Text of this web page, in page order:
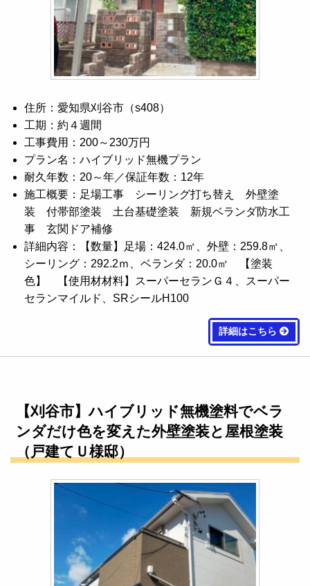
住所：愛知県刈谷市（s408）
工期：約４週間
工事費用：200～230万円
プラン名：ハイブリッド無機プラン
耐久年数：20～年／保証年数：12年
施工概要：足場工事 シーリング打ち替え 外壁塗
装 付帯部塗装 土台基礎塗装 新規ベランダ防水工
事 玄関ドア補修
詳細内容：【数量】足場：424.0㎡、外壁：259.8㎡、
シーリング：292.2ｍ、ベランダ：20.0㎡ 【塗装
色】 【使用材材料】スーパーセランＧ４、スーパー
セランマイルド、SRシールH100
詳細はこちら
【刈谷市】ハイブリッド無機塗料でベラ
ンダだけ色を変えた外壁塗装と屋根塗装
（戸建てＵ様邸）